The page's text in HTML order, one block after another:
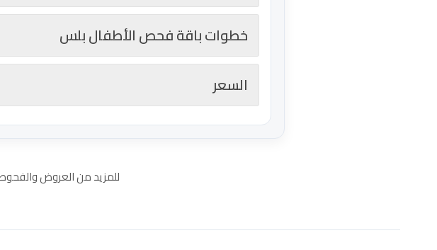
خطوات باقة فحص الأطفال بلس
السعر
للمزيد من العروض